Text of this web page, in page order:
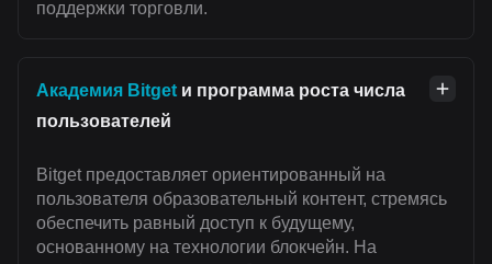
поддержки торговли.
Академия Bitget и программа роста числа
пользователей
Bitget предоставляет ориентированный на
пользователя образовательный контент, стремясь
обеспечить равный доступ к будущему,
основанному на технологии блокчейн. На